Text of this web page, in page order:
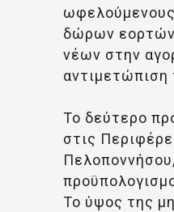
δώρων εορτών
νέων στην
αντιμετώπιση
Το δεύτερο
στις
Το ύψος της